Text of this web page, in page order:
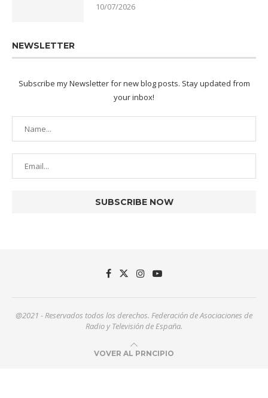
10/07/2026
NEWSLETTER
Subscribe my Newsletter for new blog posts. Stay updated from
your inbox!
@2021 - Reservados todos los derechos. Federación de Asociaciones de
Radio y Televisión de España.
VOVER AL PRNCIPIO